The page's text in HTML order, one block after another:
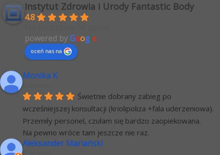
Instytut Zdrowia i Urody Fantastic Body
4.8
powered byGoogle
oceń nas na
Monika K
Świetnie dobrany zabieg po
wcześniejszej konsultacji (kriolipoliza +fala uderzeniowa).
Przemiły personel, czułam się bardzo zaopiekowana.
Na pewno wróce tam jeszcze nie raz.
Aleksander Mariański